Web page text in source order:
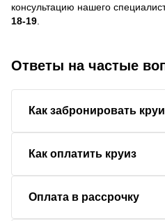
консультацию нашего
18-19
Ответы на частые
Как забронировать
Как оплатить круиз
Оплата в рассрочку